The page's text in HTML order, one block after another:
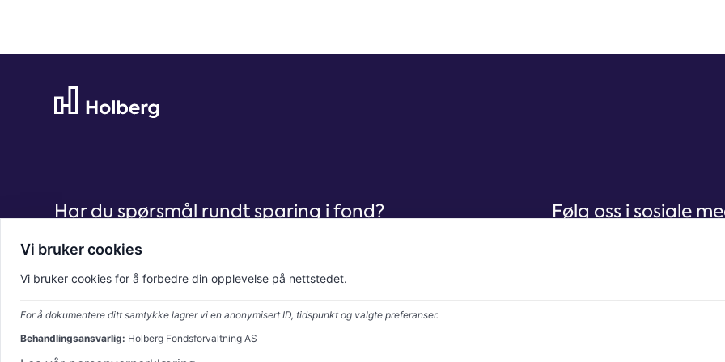
Har du spørsmål rundt sparing i fond?
post@holberg.no
Nygårdsgaten 95, 5008 Bergen
Følg oss i sosiale
Vi bruker cookies
Vi bruker cookies for å forbedre din opplevelse på nettstedet.
For å dokumentere ditt samtykke lagrer vi en anonymisert ID, tidspunkt og valgte preferanser.
Behandlingsansvarlig: Holberg Fondsforvaltning AS